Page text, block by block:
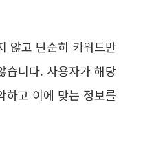
않고 단순히 키워드만
습니다. 사용자가 해당
하고 이에 맞는 정보를